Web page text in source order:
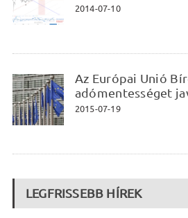
2014-07-10
Az Európai Unió
adómentességet
2015-07-19
LEGFRISSEBB HÍREK